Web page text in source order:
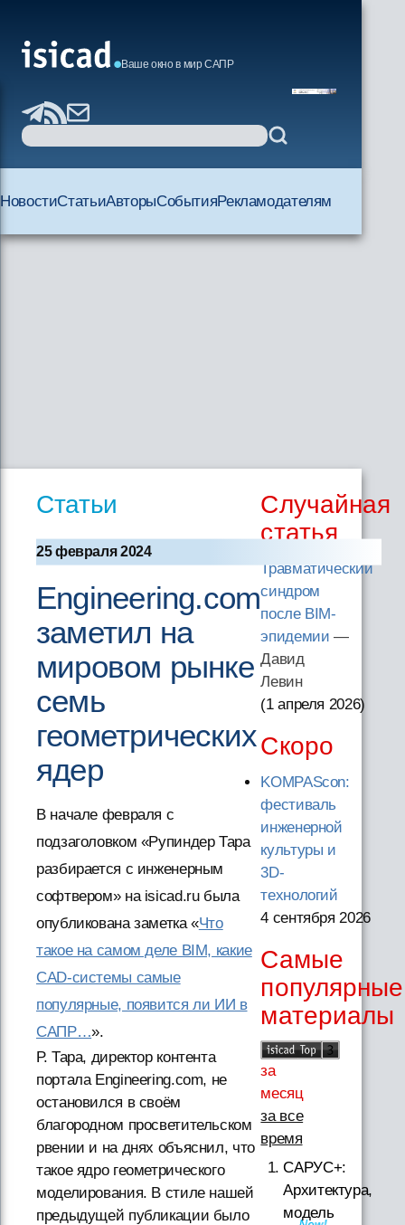
Ваше окно в мир САПР
НовостиСтатьиАвторыСобытияРекламодателям
Статьи
25 февраля 2024
Engineering.com
заметил на
мировом рынке
семь
геометрических
ядер
В начале февраля с
подзаголовком «Рупиндер Тара
разбирается с инженерным
софтвером» на isicad.ru была
опубликована заметка «Что
такое на самом деле BIM, какие
CAD-системы самые
популярные, появится ли ИИ в
САПР…».
Р. Тара, директор контента
портала Engineering.com, не
остановился в своём
благородном просветительском
рвении и на днях объяснил, что
такое ядро геометрического
моделирования. В стиле нашей
предыдущей публикации было
Случайная
статья
Травматический
синдром
после BIM-
эпидемии —
Давид
Левин
(1 апреля 2026)
Скоро
KOMPAScon:
фестиваль
инженерной
культуры и
3D-
технологий
4 сентября 2026
Самые
популярные
материалы
за
месяц
за все
время
САРУС+:
Архитектура,
модель